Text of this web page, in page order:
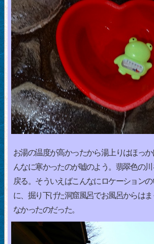
お湯の温度が高かったから湯上りはほっ
んなに寒かったのが嘘のよう。翡翠色の
戻る。そういえばこんなにロケーション
に、掘り下げた洞窟風呂でお風呂からはま
なかったのだった。